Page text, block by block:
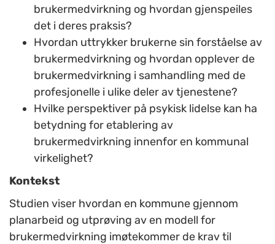
brukermedvirkning og hvordan gjenspeiles
det i deres praksis?
Hvordan uttrykker brukerne sin forståelse av
brukermedvirkning og hvordan opplever de
brukermedvirkning i samhandling med de
profesjonelle i ulike deler av tjenestene?
Hvilke perspektiver på psykisk lidelse kan ha
betydning for etablering av
brukermedvirkning innenfor en kommunal
virkelighet?
Kontekst
Studien viser hvordan en kommune gjennom
planarbeid og utprøving av en modell for
brukermedvirkning imøtekommer de krav til